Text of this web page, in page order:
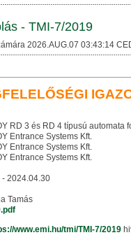
- TMI-7/2019
2026.AUG.07 03:43:14
RD 3 és RD 4 típusú automata
Entrance Systems Kft.
Entrance Systems Kft.
Entrance Systems Kft.
2024.04.30
Tamás
www.emi.hu/tmi/TMI-7/2019